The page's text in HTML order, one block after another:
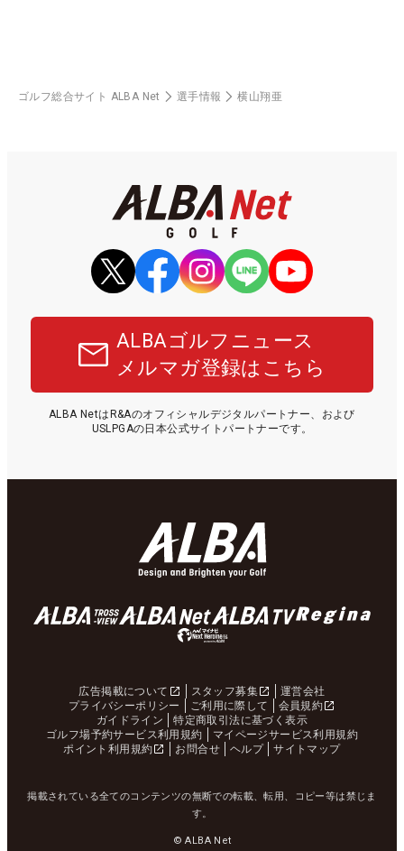
ゴルフ総合サイト ALBA Net 選手情報 横山翔亜
ALBAゴルフニュース
メルマガ登録はこちら
ALBA NetはR&Aのオフィシャルデジタルパートナー、および
USLPGAの日本公式サイトパートナーです。
広告掲載について スタッフ募集
運営会社
プライバシーポリシー
ご利用に際して
会員規約
ガイドライン
特定商取引法に基づく表示
ゴルフ場予約サービス利用規約
マイページサービス利用規約
ポイント利用規約
お問合せ ヘルプ サイトマップ
掲載されている全てのコンテンツの無断での転載、転用、コピー等は禁じま
す。
© ALBA Net